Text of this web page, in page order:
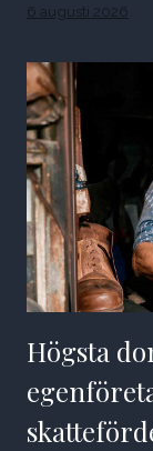
6 augusti 2026
Högsta